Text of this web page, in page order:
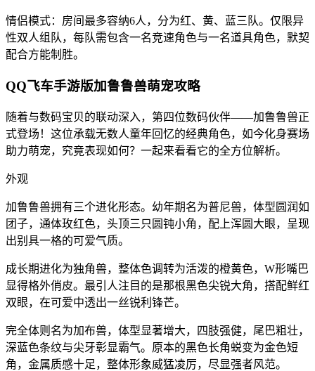
情侣模式：房间最多容纳6人，分为红、黄、蓝三队。仅限异
性双人组队，每队需包含一名竞速角色与一名道具角色，默契
配合方能制胜。
QQ飞车手游版加鲁鲁兽萌宠攻略
随着与数码宝贝的联动深入，第四位数码伙伴——加鲁鲁兽正
式登场！这位承载无数人童年回忆的经典角色，如今化身赛场
助力萌宠，究竟表现如何？一起来看看它的全方位解析。
外观
加鲁鲁兽拥有三个进化形态。幼年期名为普尼兽，体型圆润如
团子，通体玫红色，头顶三只圆钝小角，配上浑圆大眼，呈现
出别具一格的可爱气质。
成长期进化为独角兽，整体色调转为活泼的橙黄色，W形嘴巴
显得格外俏皮。最引人注目的是那根黑色尖锐大角，搭配鲜红
双眼，在可爱中透出一丝锐利锋芒。
完全体则名为加布兽，体型显著增大，四肢强健，尾巴粗壮，
深蓝色条纹与尖牙彰显霸气。原本的黑色长角蜕变为金色短
角，金属质感十足，整体形象威猛凌厉，尽显强者风范。